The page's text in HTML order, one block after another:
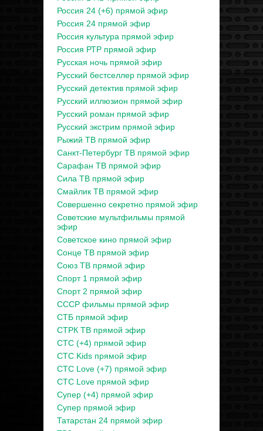
Россия 24 (+6) прямой эфир
Россия 24 прямой эфир
Россия культура прямой эфир
Россия РТР прямой эфир
Русская ночь прямой эфир
Русский бестселлер прямой эфир
Русский детектив прямой эфир
Русский иллюзион прямой эфир
Русский роман прямой эфир
Русский экстрим прямой эфир
Рыжий ТВ прямой эфир
Санкт-Петербург ТВ прямой эфир
Сарафан ТВ прямой эфир
Сила ТВ прямой эфир
Смайлик ТВ прямой эфир
Совершенно секретно прямой эфир
Советские мультфильмы прямой
эфир
Советское кино прямой эфир
Сонце ТВ прямой эфир
Союз ТВ прямой эфир
Спорт 1 прямой эфир
Спорт 2 прямой эфир
СССР фильмы прямой эфир
СТБ прямой эфир
СТРК ТВ прямой эфир
СТС (+4) прямой эфир
СТС Kids прямой эфир
СТС Love (+7) прямой эфир
СТС Love прямой эфир
Супер (+4) прямой эфир
Супер прямой эфир
Татарстан 24 прямой эфир